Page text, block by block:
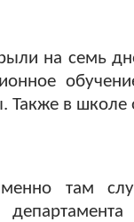
на семь
Также в
там